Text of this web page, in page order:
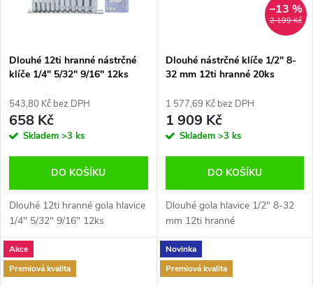
Dlouhé 12ti hranné nástrčné
klíče 1/4" 5/32" 9/16" 12ks
543,80 Kč bez DPH
658 Kč
Skladem >3 ks
DO KOŠÍKU
Dlouhé 12ti hranné gola hlavice
1/4" 5/32" 9/16" 12ks
2 199 Kč
–13 %
Dlouhé nástrčné klíče 1/2" 8-
32 mm 12ti hranné 20ks
1 577,69 Kč bez DPH
1 909 Kč
Skladem >3 ks
DO KOŠÍKU
Dlouhé gola hlavice 1/2" 8-32
mm 12ti hranné
Akce
Premiová kvalita
Novinka
Premiová kvalita